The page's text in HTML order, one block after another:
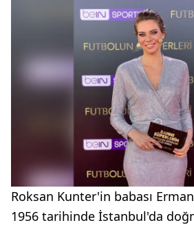
Roksan Kunter'in babası
1956 tarihinde İstanbul'da